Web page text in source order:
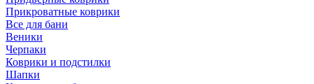
Прикроватные коврики
Все для бани
Веники
Черпаки
Коврики и подстилки
Шапки